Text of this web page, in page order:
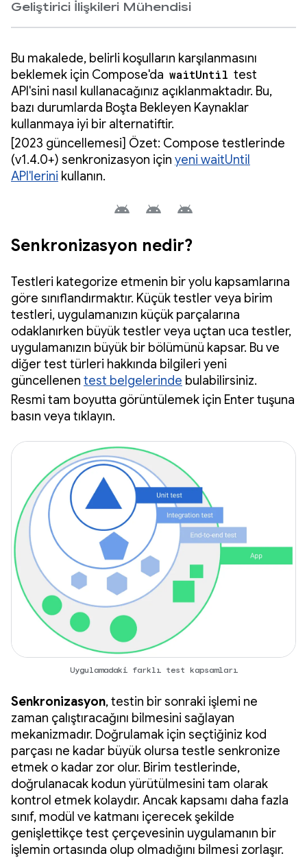
Geliştirici İlişkileri Mühendisi
Bu makalede, belirli koşulların karşılanmasını
beklemek için Compose'da waitUntil test
API'sini nasıl kullanacağınız açıklanmaktadır. Bu,
bazı durumlarda Boşta Bekleyen Kaynaklar
kullanmaya iyi bir alternatiftir.
[2023 güncellemesi] Özet: Compose testlerinde
(v1.4.0+) senkronizasyon için yeni waitUntil
API'lerini kullanın.
Senkronizasyon nedir?
Testleri kategorize etmenin bir yolu kapsamlarına
göre sınıflandırmaktır. Küçük testler veya birim
testleri, uygulamanızın küçük parçalarına
odaklanırken büyük testler veya uçtan uca testler,
uygulamanızın büyük bir bölümünü kapsar. Bu ve
diğer test türleri hakkında bilgileri yeni
güncellenen test belgelerinde bulabilirsiniz.
Resmi tam boyutta görüntülemek için Enter tuşuna
basın veya tıklayın.
Uygulamadaki farklı test kapsamları
Senkronizasyon, testin bir sonraki işlemi ne
zaman çalıştıracağını bilmesini sağlayan
mekanizmadır. Doğrulamak için seçtiğiniz kod
parçası ne kadar büyük olursa testle senkronize
etmek o kadar zor olur. Birim testlerinde,
doğrulanacak kodun yürütülmesini tam olarak
kontrol etmek kolaydır. Ancak kapsamı daha fazla
sınıf, modül ve katmanı içerecek şekilde
genişlettikçe test çerçevesinin uygulamanın bir
işlemin ortasında olup olmadığını bilmesi zorlaşır.